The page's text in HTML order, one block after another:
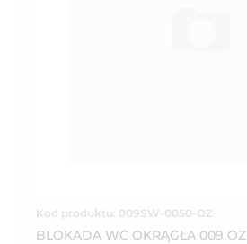
Kod produktu: 009SW-0050-OZ
BLOKADA WC OKRĄGŁA 009 OZ